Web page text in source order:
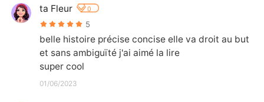
ta Fleur 0
5
belle histoire précise concise elle va droit au but
et sans ambiguïté j'ai aimé la lire
super cool
01/06/2023